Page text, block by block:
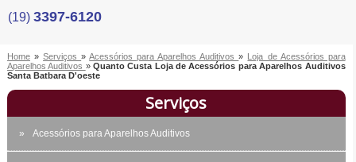
(19) 3397-6120
Home »Serviços»Acessórios para Aparelhos Auditivos» Loja de Acessórios para
Aparelhos Auditivos »Quanto Custa Loja de Acessórios para Aparelhos Auditivos
Santa Batbara D'oeste
Serviços
Acessórios para Aparelhos Auditivos